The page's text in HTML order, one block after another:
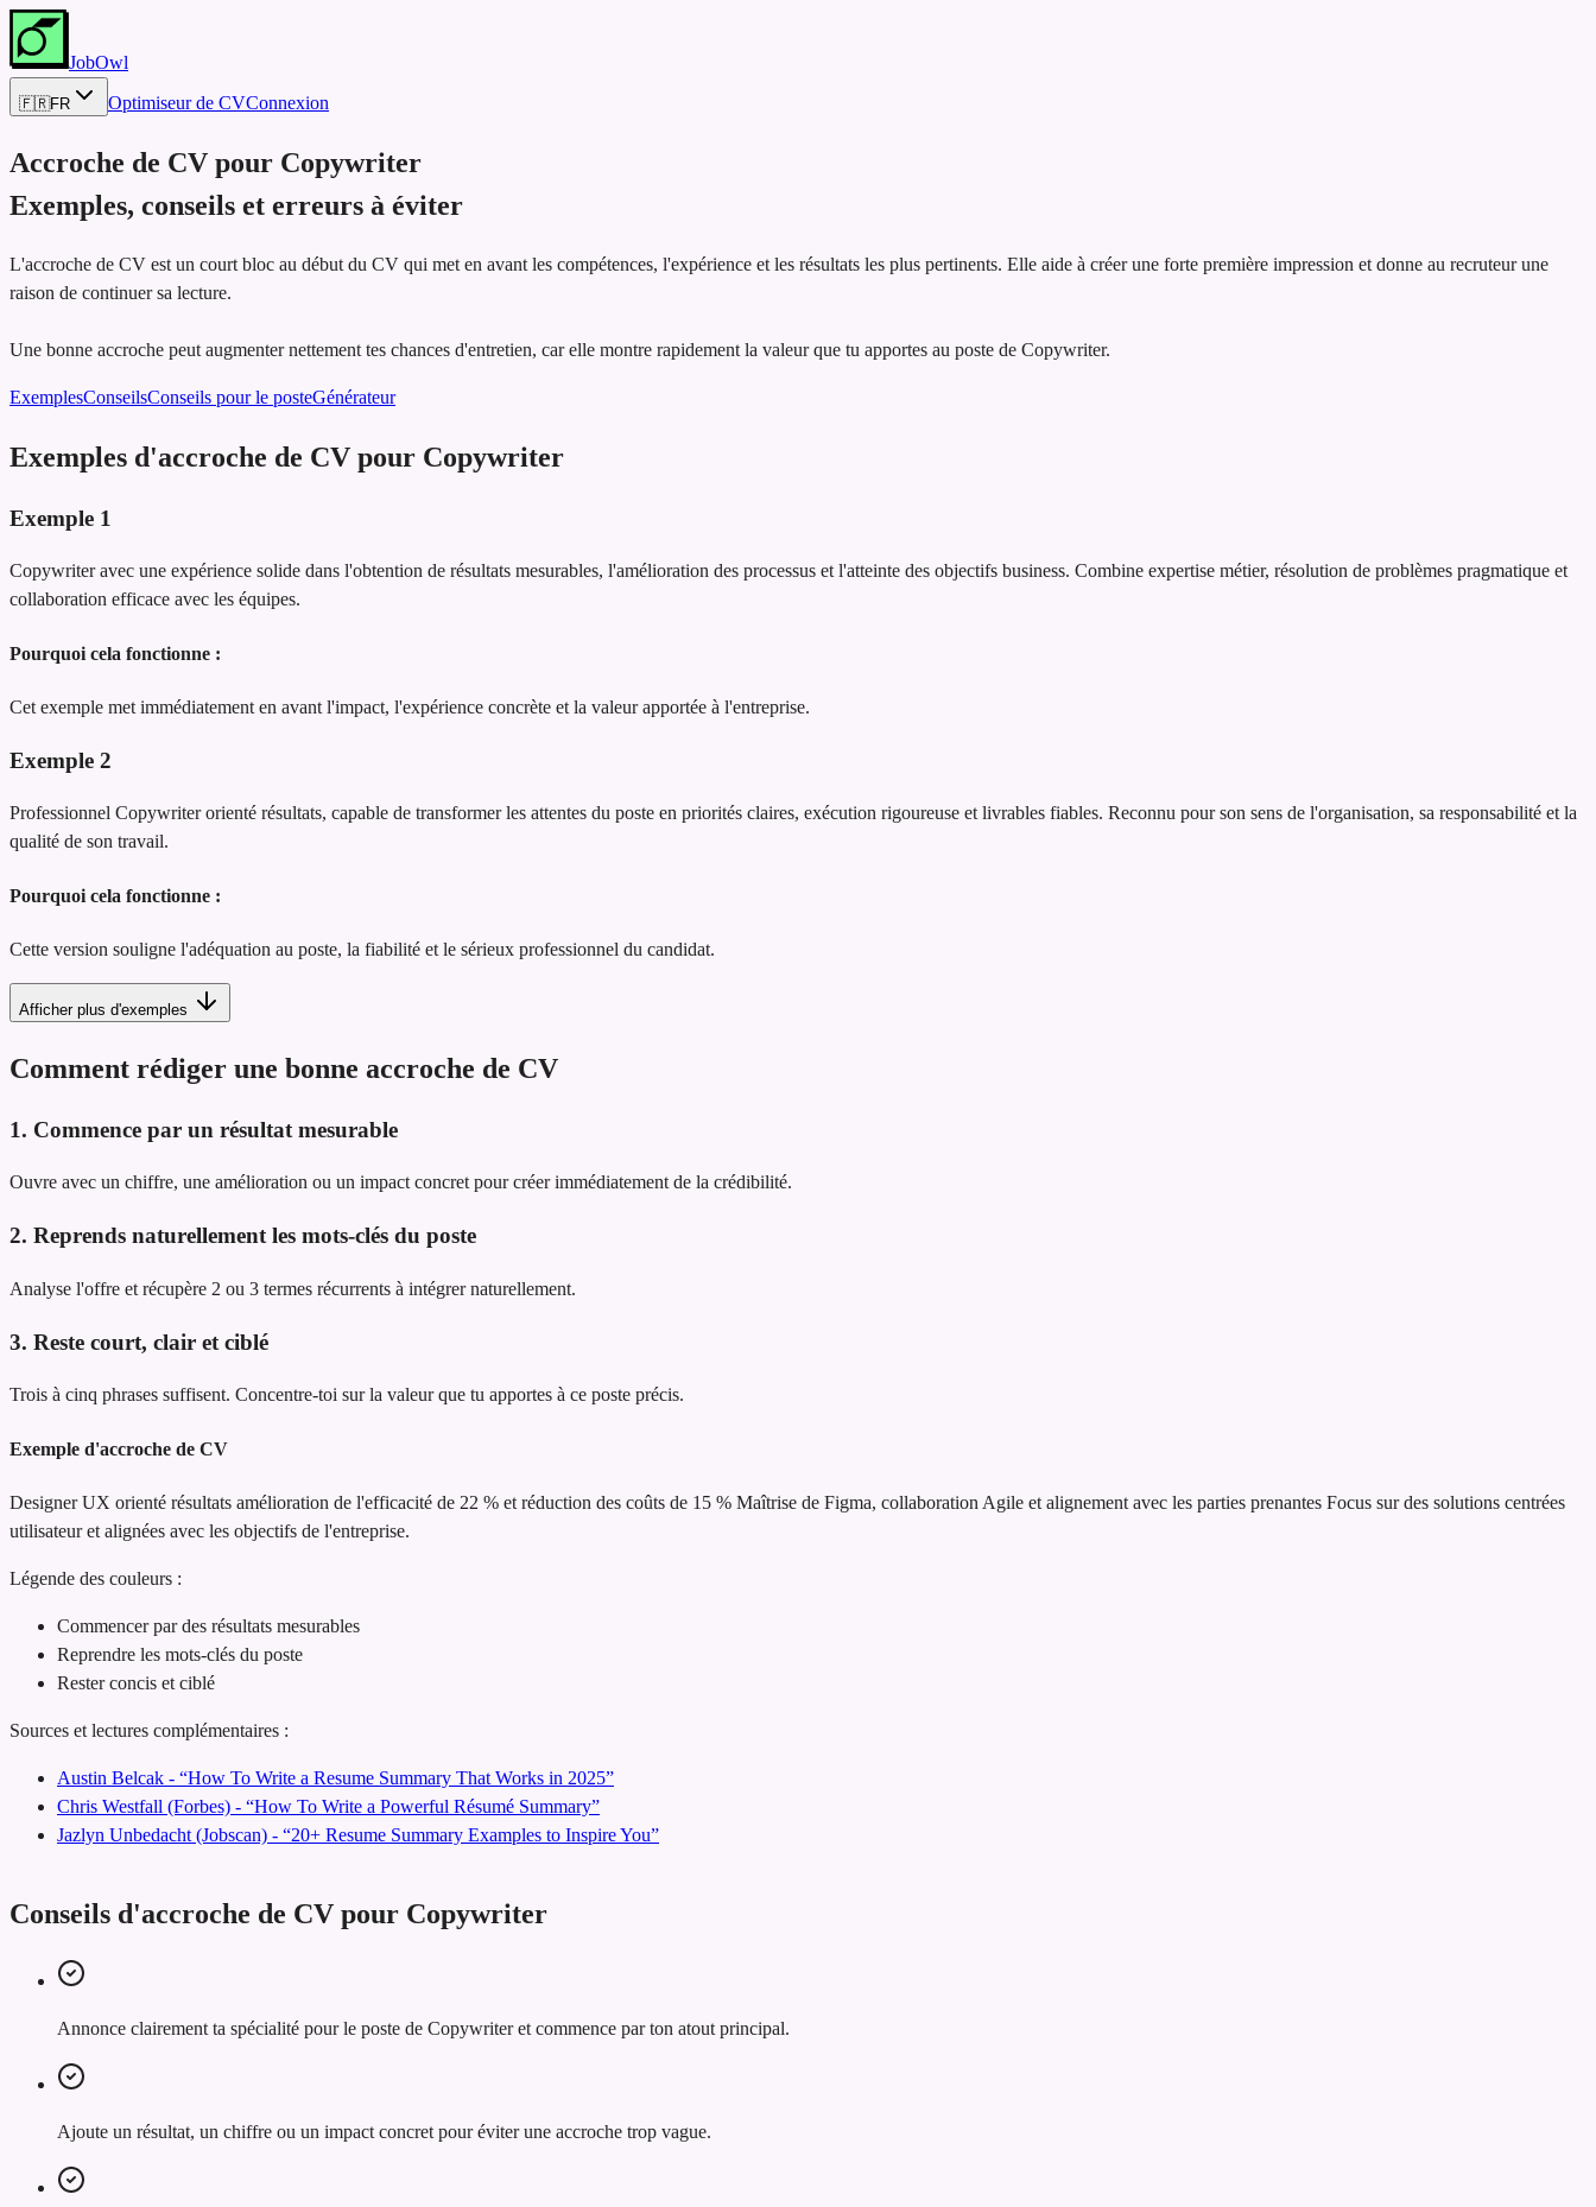
JobOwl
🇫🇷FR Optimiseur de CVConnexion
Accroche de CV pour Copywriter
Exemples, conseils et erreurs à éviter
L'accroche de CV est un court bloc au début du CV qui met en avant les compétences, l'expérience et les résultats les plus pertinents. Elle aide à créer une forte première impression et donne au recruteur une
raison de continuer sa lecture.
Une bonne accroche peut augmenter nettement tes chances d'entretien, car elle montre rapidement la valeur que tu apportes au poste de Copywriter.
ExemplesConseilsConseils pour le posteGénérateur
Exemples d'accroche de CV pour Copywriter
Exemple 1
Copywriter avec une expérience solide dans l'obtention de résultats mesurables, l'amélioration des processus et l'atteinte des objectifs business. Combine expertise métier, résolution de problèmes pragmatique et
collaboration efficace avec les équipes.
Pourquoi cela fonctionne :
Cet exemple met immédiatement en avant l'impact, l'expérience concrète et la valeur apportée à l'entreprise.
Exemple 2
Professionnel Copywriter orienté résultats, capable de transformer les attentes du poste en priorités claires, exécution rigoureuse et livrables fiables. Reconnu pour son sens de l'organisation, sa responsabilité et la
qualité de son travail.
Pourquoi cela fonctionne :
Cette version souligne l'adéquation au poste, la fiabilité et le sérieux professionnel du candidat.
Afficher plus d'exemples
Comment rédiger une bonne accroche de CV
1. Commence par un résultat mesurable
Ouvre avec un chiffre, une amélioration ou un impact concret pour créer immédiatement de la crédibilité.
2. Reprends naturellement les mots-clés du poste
Analyse l'offre et récupère 2 ou 3 termes récurrents à intégrer naturellement.
3. Reste court, clair et ciblé
Trois à cinq phrases suffisent. Concentre-toi sur la valeur que tu apportes à ce poste précis.
Exemple d'accroche de CV
Designer UX orienté résultats amélioration de l'efficacité de 22 % et réduction des coûts de 15 % Maîtrise de Figma, collaboration Agile et alignement avec les parties prenantes Focus sur des solutions centrées
utilisateur et alignées avec les objectifs de l'entreprise.
Légende des couleurs :
Commencer par des résultats mesurables
Reprendre les mots-clés du poste
Rester concis et ciblé
Sources et lectures complémentaires :
Austin Belcak - “How To Write a Resume Summary That Works in 2025”
Chris Westfall (Forbes) - “How To Write a Powerful Résumé Summary”
Jazlyn Unbedacht (Jobscan) - “20+ Resume Summary Examples to Inspire You”
Conseils d'accroche de CV pour Copywriter
Annonce clairement ta spécialité pour le poste de Copywriter et commence par ton atout principal.
Ajoute un résultat, un chiffre ou un impact concret pour éviter une accroche trop vague.